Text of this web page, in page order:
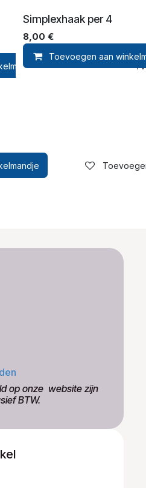
Toevoegen aan
Simplexhaak per 4
8,00 €
Toevoegen aan
op onze ​website zijn
BTW.